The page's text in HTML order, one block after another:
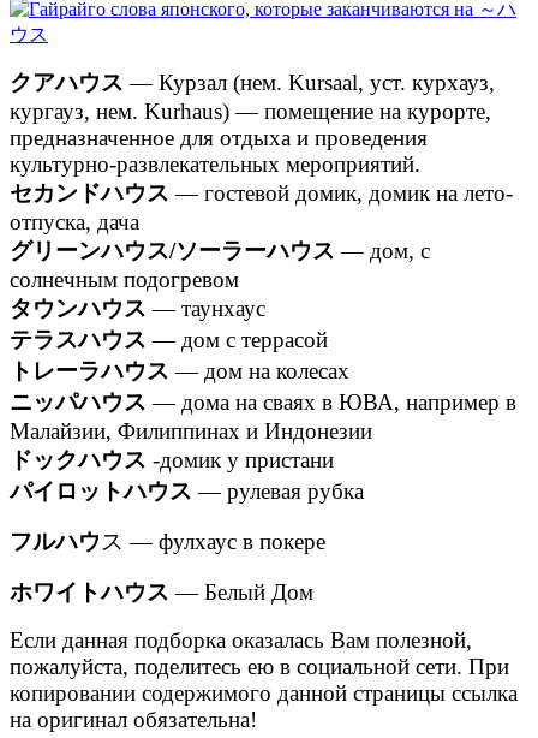
クアハウス — Курзал (нем. Kursaal, уст. курхауз,
кургауз, нем. Kurhaus) — помещение на курорте,
предназначенное для отдыха и проведения
культурно-развлекательных мероприятий.
セカンドハウス — гостевой домик, домик на лето-
отпуска, дача
グリーンハウス/ソーラーハウス — дом, с
солнечным подогревом
タウンハウス — таунхаус
テラスハウス — дом с террасой
トレーラハウス — дом на колесах
ニッパハウス — дома на сваях в ЮВА, например в
Малайзии, Филиппинах и Индонезии
ドックハウス -домик у пристани
パイロットハウス — рулевая рубка
フルハウ ス — фулхаус в покере
ホワイトハウス — Белый Дом
Если данная подборка оказалась Вам полезной,
пожалуйста, поделитесь ею в социальной сети. При
копировании содержимого данной страницы ссылка
на оригинал обязательна!